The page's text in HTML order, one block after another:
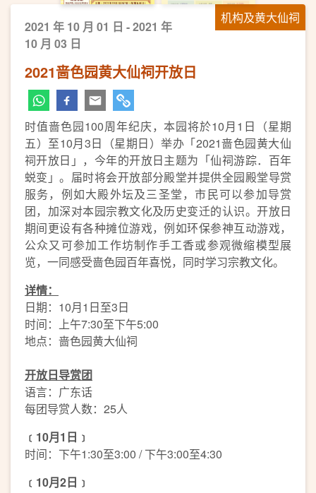
机构及黄大仙祠
2021 年 10 月 01 日 - 2021 年
10 月 03 日
2021啬色园黄大仙祠开放日
时值啬色园100周年纪庆，本园将於10月1日（星期
五）至10月3日（星期日）举办「2021啬色园黄大仙
祠开放日」，今年的开放日主题为「仙祠游踪．百年
蜕变」。届时将会开放部分殿堂并提供全园殿堂导赏
服务，例如大殿外坛及三圣堂，市民可以参加导赏
团，加深对本园宗教文化及历史变迁的认识。开放日
期间更设有各种摊位游戏，例如环保参神互动游戏，
公众又可参加工作坊制作手工香或参观微缩模型展
览，一同感受啬色园百年喜悦，同时学习宗教文化。
详情：
日期：10月1日至3日
时间：上午7:30至下午5:00
地点：啬色园黄大仙祠
开放日导赏团
语言：广东话
每团导赏人数：25人
﹝ 10月1 日﹞
时间：下午1:30至3:00 / 下午3:00至4:30
﹝ 10月2日﹞